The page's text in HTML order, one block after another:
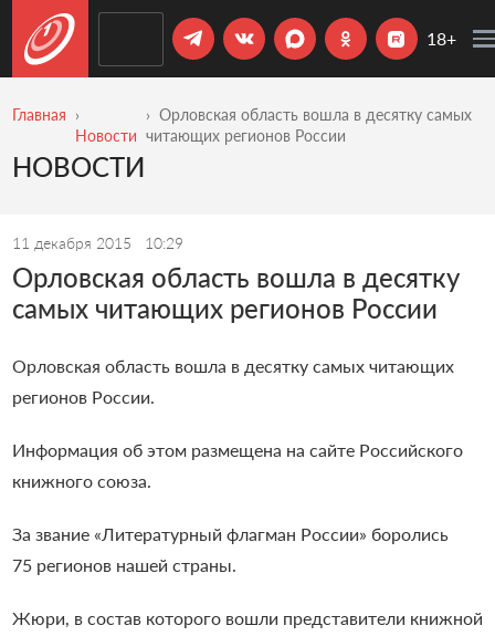
18+
Главная
Новости
Орловская область вошла в десятку самых
читающих регионов России
НОВОСТИ
11 декабря 2015 10:29
Орловская область вошла в десятку
самых читающих регионов России
Орловская область вошла в десятку самых читающих
регионов России.
Информация об этом размещена на сайте Российского
книжного союза.
За звание «Литературный флагман России» боролись
75 регионов нашей страны.
Жюри, в состав которого вошли представители книжной